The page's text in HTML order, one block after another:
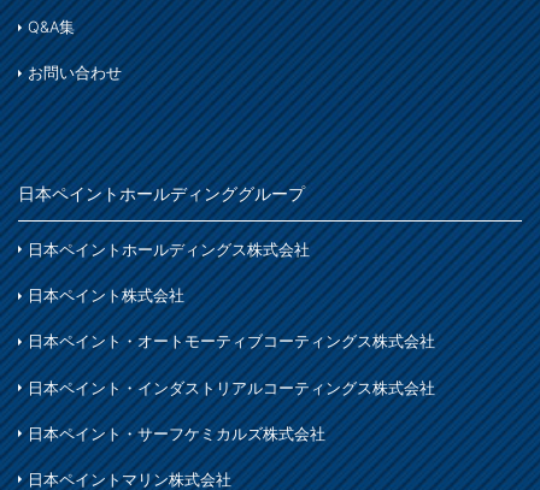
Q&A集
お問い合わせ
日本ペイントホールディンググループ
日本ペイントホールディングス株式会社
日本ペイント株式会社
日本ペイント・オートモーティブコーティングス株式会社
日本ペイント・インダストリアルコーティングス株式会社
日本ペイント・サーフケミカルズ株式会社
日本ペイントマリン株式会社